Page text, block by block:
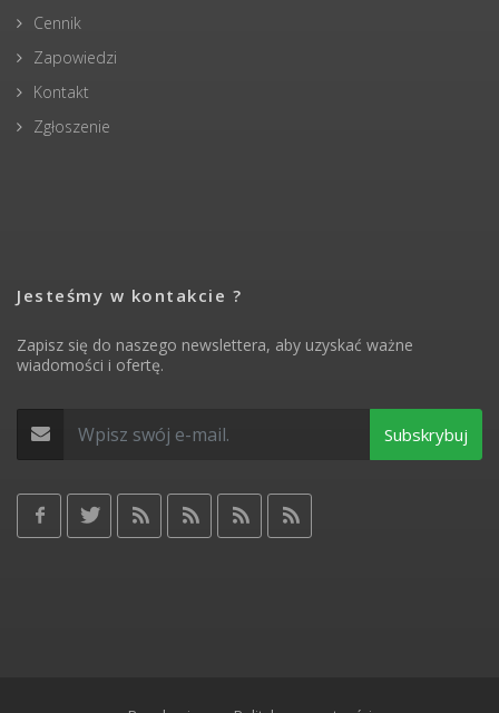
Cennik
Zapowiedzi
Kontakt
Zgłoszenie
Jesteśmy w kontakcie ?
Zapisz się do naszego newslettera, aby uzyskać ważne
wiadomości i ofertę.
Subskrybuj